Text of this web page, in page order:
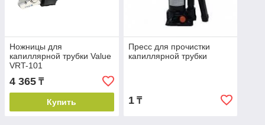
Ножницы для
капиллярной трубки Value
VRT-101
4 365 ₸
Купить
Пресс для прочистки
капиллярной трубки
1₸